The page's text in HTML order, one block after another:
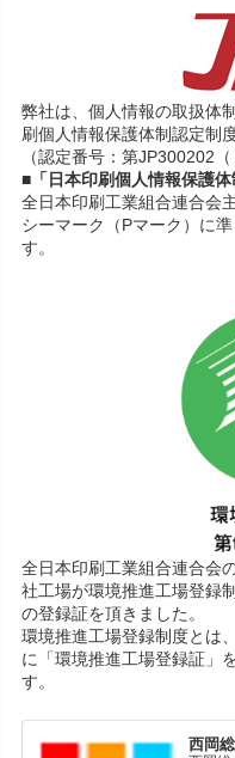
弊社は、個人情報の取扱体
刷個人情報保護体制認定制
（認定番号：第JP300202（
■「日本印刷個人情報保護
全日本印刷工業組合連合会
シーマーク（Pマーク）に
す。
全日本印刷工業組合連合会
社工場が環境推進工場登録
の登録証を頂きました。
環境推進工場登録制度とは
に「環境推進工場登録証」
す。
西岡